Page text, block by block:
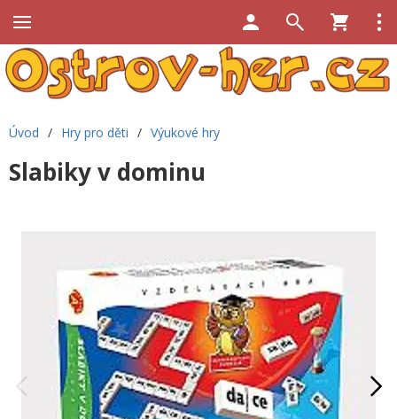
Úvod / Hry pro děti / Výukové hry
Slabiky v dominu